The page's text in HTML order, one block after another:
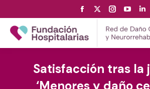
Facebook
page
opens
in
window
page
opens
in
window
Instagram
page
opens
in
window
page
in
Satisfacción tras la
‘Menores y daño